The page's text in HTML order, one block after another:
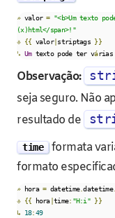
» valor = "<b>Um texto
(x)html</span>!"
⎀ {{ valor|striptags }}
↳ Um texto pode ter várias
Observação:
seja seguro. Não
resultado de
time formata
formato
» hora = datetime.datetime.
⎀ {{ hora|time: "H:i" }}
↳ 18:49